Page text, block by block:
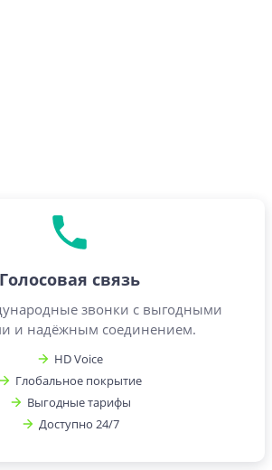
Голосовая связь
звонки с выгодными
и надёжным соединением.
HD Voice
Глобальное покрытие
Выгодные тарифы
Доступно 24/7